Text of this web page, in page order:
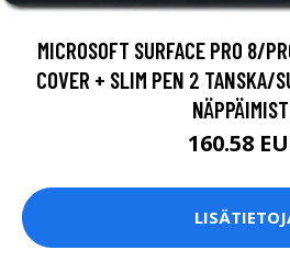
MICROSOFT SURFACE PRO 8/
COVER + SLIM PEN 2 TANSKA/
160.58